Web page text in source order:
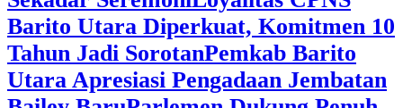
Barito Utara Diperkuat, Komitmen 10
Tahun Jadi SorotanPemkab Barito
Utara Apresiasi Pengadaan Jembatan